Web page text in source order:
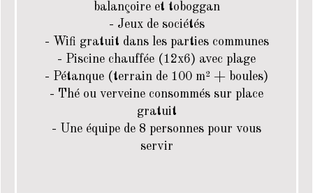
balançoire et toboggan
- Jeux de sociétés
- Wifi gratuit dans les parties communes
- Piscine chauffée (12x6) avec plage
- Pétanque (terrain de 100 m² + boules)
- Thé ou verveine consommés sur place
gratuit
- Une équipe de 8 personnes pour vous
servir